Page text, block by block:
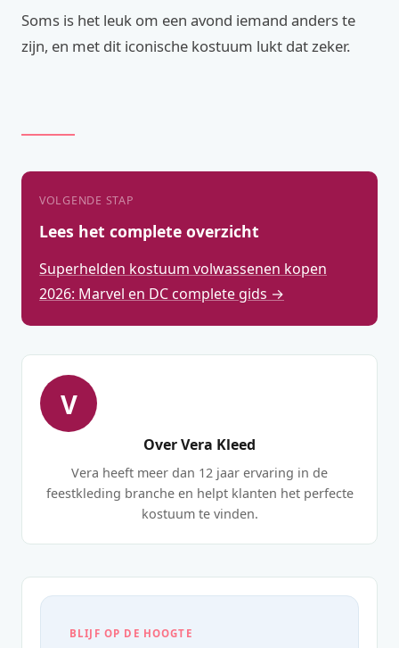
Soms is het leuk om een avond iemand anders te
zijn, en met dit iconische kostuum lukt dat zeker.
VOLGENDE STAP
Lees het complete overzicht
Superhelden kostuum volwassenen kopen
2026: Marvel en DC complete gids →
V
Over Vera Kleed
Vera heeft meer dan 12 jaar ervaring in de
feestkleding branche en helpt klanten het perfecte
kostuum te vinden.
BLIJF OP DE HOOGTE